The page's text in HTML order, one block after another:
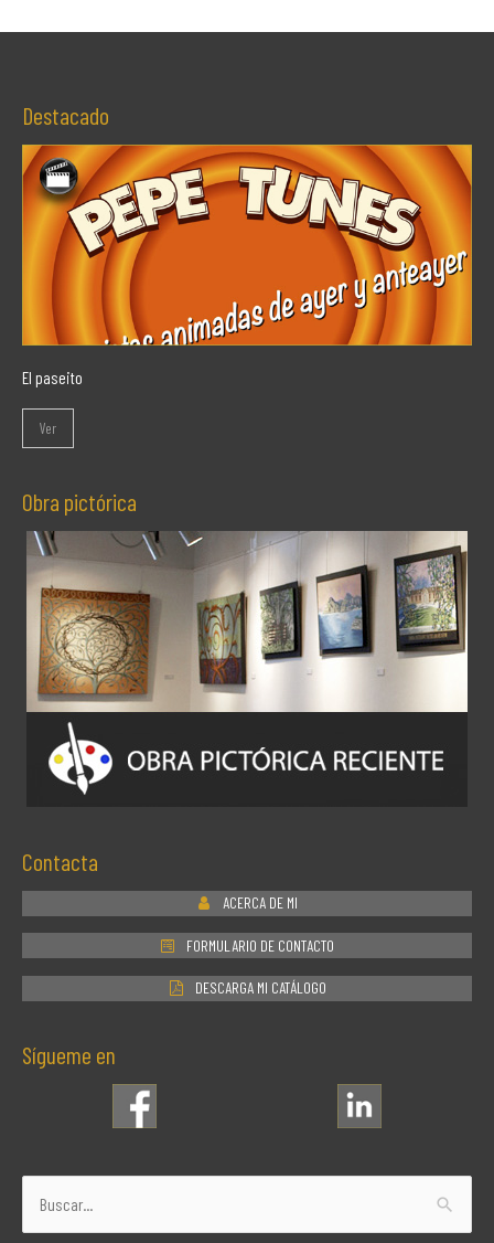
Destacado
El paseito
Ver
Obra pictórica
Contacta
ACERCA DE MI
FORMULARIO DE CONTACTO
DESCARGA MI CATÁLOGO
Sígueme en
Buscar
por: